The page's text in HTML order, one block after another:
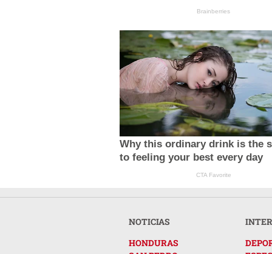
Brainberries
Why this ordinary drink is the
to feeling your best every day
CTA Favorite
NOTICIAS
HONDURAS